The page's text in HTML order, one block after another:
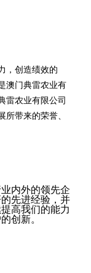
，创造绩效的
澳门典雷农业有
雷农业有限公司
所带来的荣誉、
内外的领先企
先进经验，并
高我们的能力
创新。